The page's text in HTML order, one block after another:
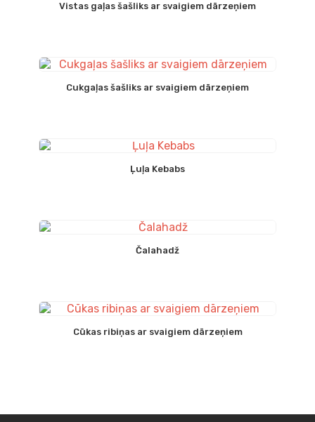
Vistas gaļas šašliks ar svaigiem dārzeņiem
Cukgaļas šašliks ar svaigiem dārzeņiem
Ļuļa Kebabs
Čalahadž
Cūkas ribiņas ar svaigiem dārzeņiem